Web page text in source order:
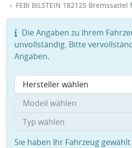
FEBI BILSTEIN 182125 Bremssattel
Die Angaben zu Ihrem
unvollständig. Bitte
Angaben.
Sie haben Ihr Fahrzeug